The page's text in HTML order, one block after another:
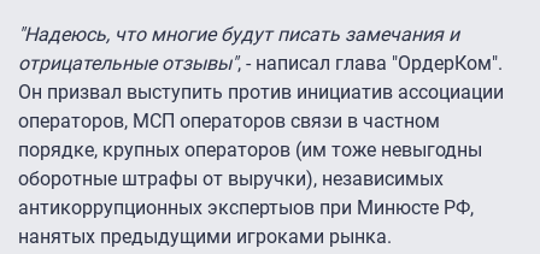
"Надеюсь, что многие будут писать замечания и
отрицательные отзывы", - написал глава "ОрдерКом".
Он призвал выступить против инициатив ассоциации
операторов, МСП операторов связи в частном
порядке, крупных операторов (им тоже невыгодны
оборотные штрафы от выручки), независимых
антикоррупционных экспертыов при Минюсте РФ,
нанятых предыдущими игроками рынка.